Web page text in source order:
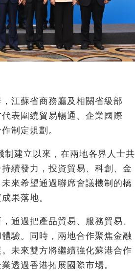
江蘇省商務廳及相關省級部
表圍繞貿易暢通、企業國際
制定規劃。
建立以來，在兩地各界人士共
續發力，投資貿易、科創、金
來希望通過聯席會議機制的橋
果落地。
通過把產品貿易、服務貿易、
驗。同時，兩地合作聚焦金融
未來雙方將繼續強化蘇港合作
透過香港拓展國際市場。